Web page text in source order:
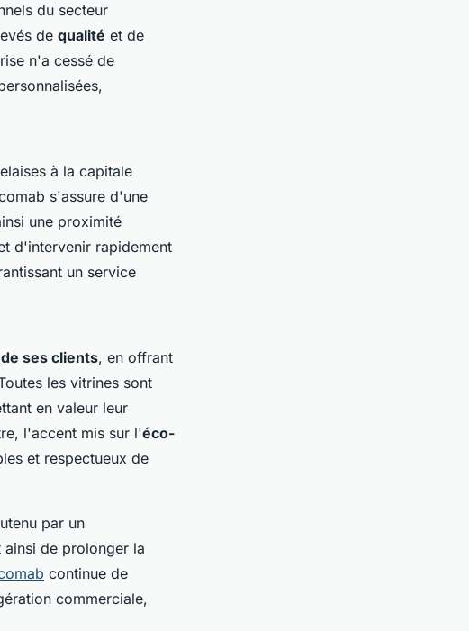
du secteur
de qualité et de
n'a cessé de
à la capitale
s'assure d'une
une proximité
d'intervenir rapidement
un service
ses clients, en offrant
les vitrines sont
en valeur leur
l'accent mis sur l'éco-
et respectueux de
par un
ainsi de prolonger la
continue de
commerciale,